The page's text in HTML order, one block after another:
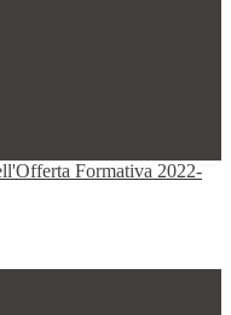
Formativa 2022-